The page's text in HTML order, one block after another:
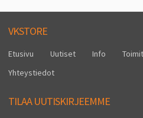
VKSTORE
Etusivu Uutiset Info
Yhteystiedot
TILAA UUTISKIRJEEMME